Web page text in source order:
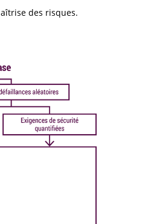
des risques.